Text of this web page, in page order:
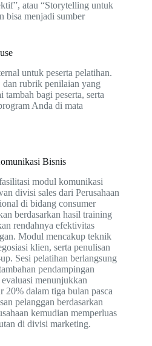
atau “Storytelling untuk
bisa menjadi sumber
untuk peserta pelatihan.
rubrik penilaian yang
bagi peserta, serta
Anda di mata
Bisnis
modul komunikasi
divisi sales dari Perusahaan
di bidang consumer
berdasarkan hasil training
rendahnya efektivitas
Modul mencakup teknik
klien, serta penulisan
Sesi pelatihan berlangsung
pendampingan
menunjukkan
20% dalam tiga bulan pasca
pelanggan berdasarkan
kemudian memperluas
di divisi marketing.